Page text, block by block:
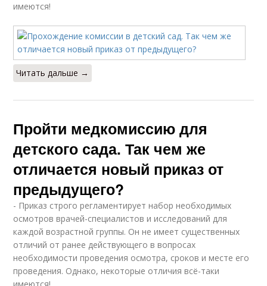
имеются!
Читать дальше →
Пройти медкомиссию для
детского сада. Так чем же
отличается новый приказ от
предыдущего?
- Приказ строго регламентирует набор необходимых
осмотров врачей-специалистов и исследований для
каждой возрастной группы. Он не имеет существенных
отличий от ранее действующего в вопросах
необходимости проведения осмотра, сроков и месте его
проведения. Однако, некоторые отличия всё-таки